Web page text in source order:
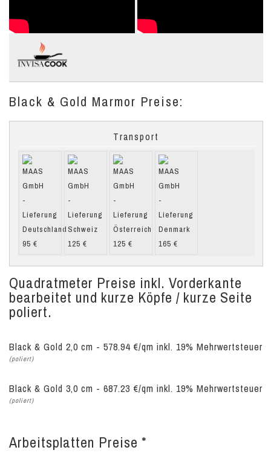
Black & Gold Marmor Preise:
Transport
Quadratmeter Preise inkl. Vorderkante
bearbeitet und kurze Köpfe / kurze Seite
poliert.
Black & Gold 2,0 cm - 578.94 €/qm inkl. 19% Mehrwertsteuer
(poliert)
Black & Gold 3,0 cm - 687.23 €/qm inkl. 19% Mehrwertsteuer
(poliert)
Arbeitsplatten Preise *